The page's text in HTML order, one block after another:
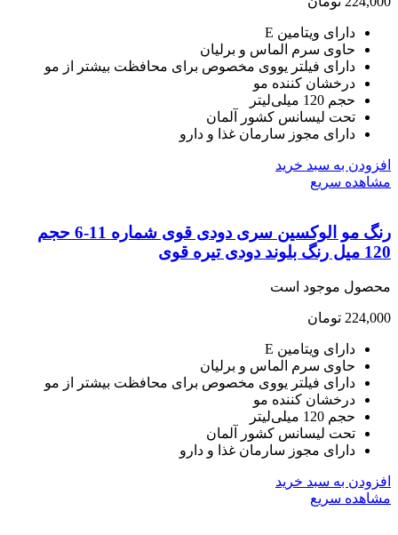
دارای ویتامین E
حاوی سرم الماس و برلیان
دارای فیلتر یووی مخصوص برای محافظت بیشتر از مو
درخشان کننده مو
حجم 120 میلی‌لیتر
تحت لیسانس کشور آلمان
دارای مجوز سارمان غذا و دارو
به سبد خرید
سریع
رنگ مو الوکسین سری دودی قوی شماره 11-6 حجم
تیره قوی
موجود است
تومان
دارای ویتامین E
حاوی سرم الماس و برلیان
دارای فیلتر یووی مخصوص برای محافظت بیشتر از مو
درخشان کننده مو
حجم 120 میلی‌لیتر
تحت لیسانس کشور آلمان
دارای مجوز سارمان غذا و دارو
به سبد خرید
سریع